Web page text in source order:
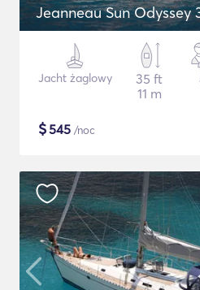
Jeanneau Sun Odyssey
Jacht żaglowy
35 ft
11 m
$545 /noc